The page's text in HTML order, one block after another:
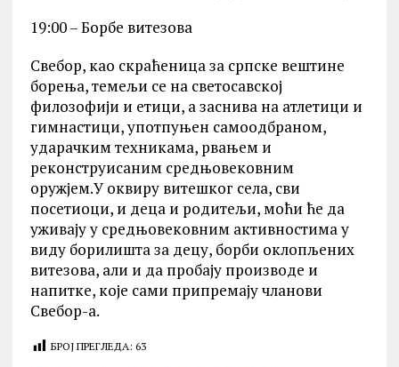
19:00 – Борбе витезова
Свебор, као скраћеница за српске вештине
борења, темељи се на светосавској
филозофији и етици, а заснива на атлетици и
гимнастици, употпуњен самоодбраном,
ударачким техникама, рвањем и
реконструисаним средњовековним
оружјем.У оквиру витешког села, сви
посетиоци, и деца и родитељи, моћи ће да
уживају у средњовековним активностима у
виду борилишта за децу, борби оклопљених
витезова, али и да пробају производе и
напитке, које сами припремају чланови
Свебор-а.
БРОЈ ПРЕГЛЕДА: 63